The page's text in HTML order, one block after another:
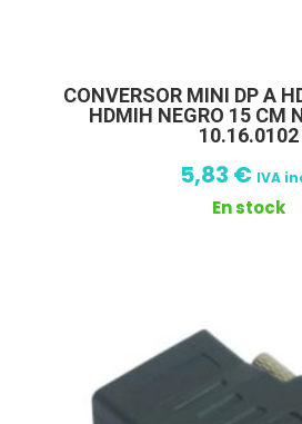
CONVERSOR MINI DP A
HDMIH NEGRO 15 CM
10.16.0102
5,83 € IVA
En stock